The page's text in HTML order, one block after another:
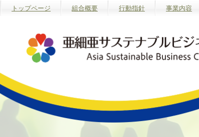
トップページ 組合概要 行動指針 事業内容